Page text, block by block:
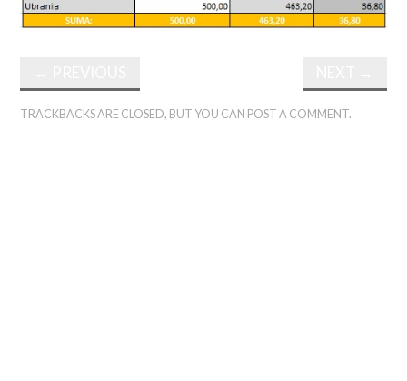
TRACKBACKS ARE CLOSED, BUT YOU CAN POST A COMMENT.